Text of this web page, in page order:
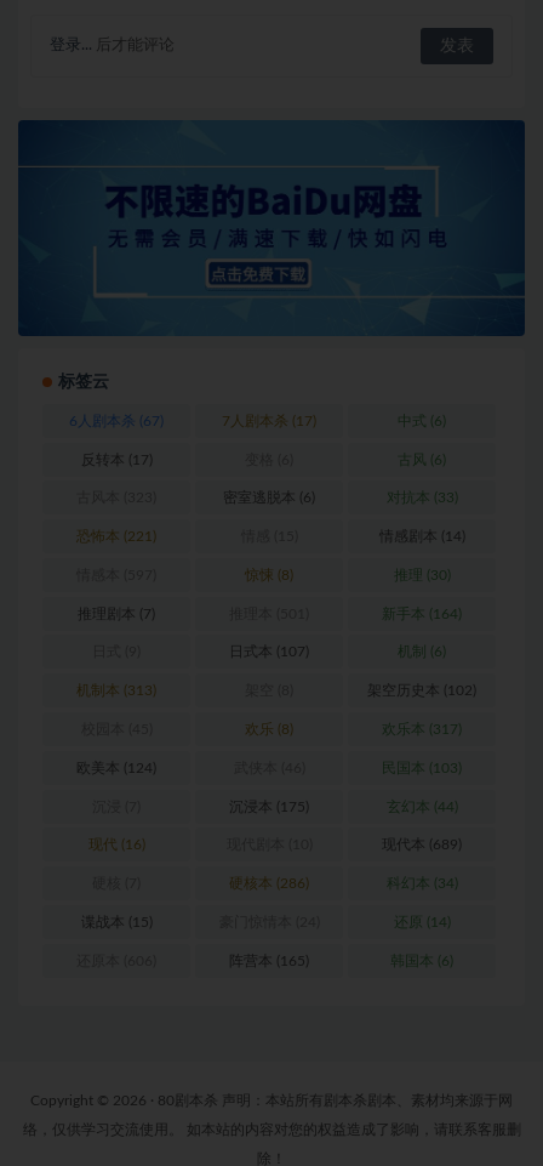
登录... 后才能评论
标签云
6人剧本杀 (67) 7人剧本杀 (17) 中式 (6)
反转本 (17) 古风 (6)
密室逃脱本 (6) 对抗本 (33)
恐怖本 (221) 情感剧本 (14)
惊悚 (8) 推理 (30)
推理剧本 (7) 新手本 (164)
日式本 (107) 机制 (6)
机制本 (313) 架空历史本 (102)
欢乐 (8) 欢乐本 (317)
欧美本 (124) 民国本 (103)
沉浸本 (175) 玄幻本 (44)
现代 (16) 现代本 (689)
硬核本 (286) 科幻本 (34)
谍战本 (15) 还原 (14)
阵营本 (165) 韩国本 (6)
Copyright © 2026 · 80剧本杀 声明：本站所有剧本杀剧本、素材均来源于网
络，仅供学习交流使用。 如本站的内容对您的权益造成了影响，请联系客服删
除！